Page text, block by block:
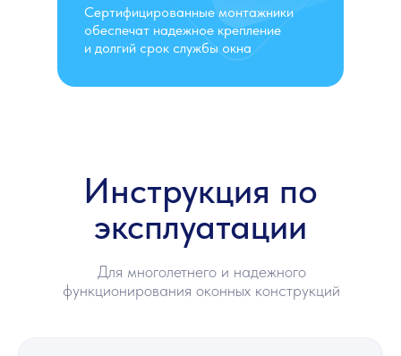
Сертифицированные монтажники
обеспечат надежное крепление
и долгий срок службы окна
Инструкция по
эксплуатации
Для многолетнего и надежного
функционирования оконных конструкций